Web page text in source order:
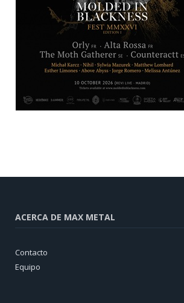
ACERCA DE MAX METAL
Contacto
Equipo